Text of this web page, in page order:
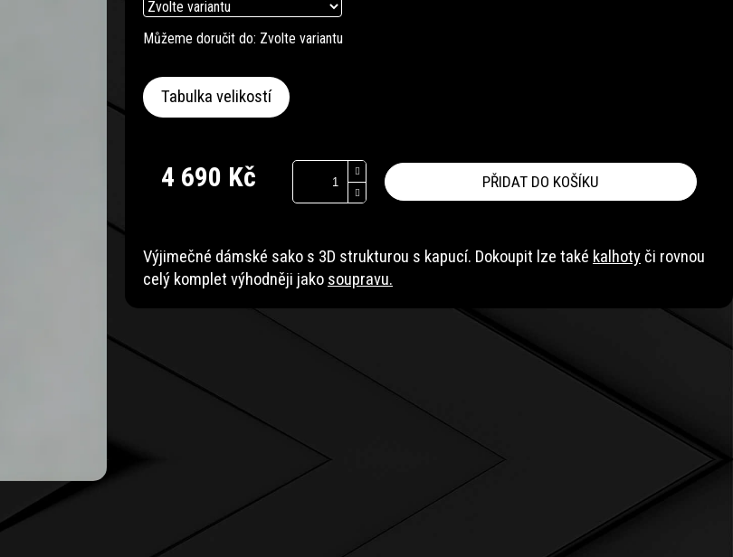
Můžeme doručit do: Zvolte variantu
Tabulka velikostí
4 690 Kč PŘIDAT DO KOŠÍKU
Výjimečné dámské sako s 3D strukturou s kapucí. Dokoupit lze také kalhotyči rovnou
celý komplet výhodněji jako soupravu.